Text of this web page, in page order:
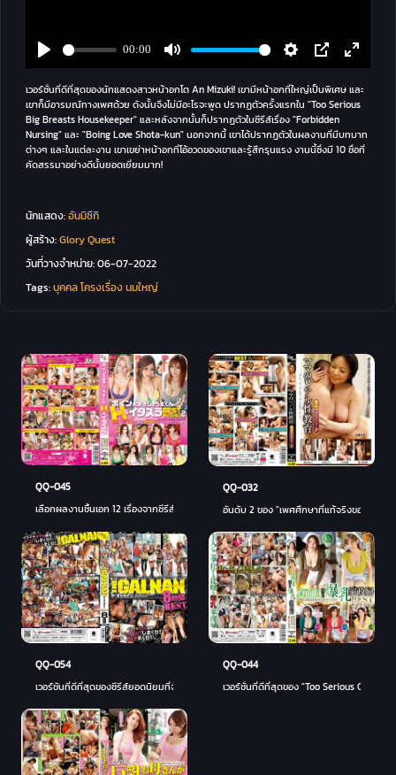
เวอร์ชั่นที่ดีที่สุดของนักแสดงสาวหน้าอกโต An Mizuki! เขามีหน้าอกที่ใหญ่เป็นพิเศษ และ
เขาก็มีอารมณ์ทางเพศด้วย ดังนั้นจึงไม่มีอะไรจะพูด ปรากฏตัวครั้งแรกใน "Too Serious
Big Breasts Housekeeper" และหลังจากนั้นก็ปรากฏตัวในซีรีส์เรื่อง "Forbidden
Nursing" และ "Boing Love Shota-kun" นอกจากนี้ เขาได้ปรากฏตัวในผลงานที่มีบทบาท
ต่างๆ และในแต่ละงาน เขาเขย่าหน้าอกที่โอ้อวดของเขาและรู้สึกรุนแรง งานนี้ซึ่งมี 10 ชื่อที่
คัดสรรมาอย่างดีนั้นยอดเยี่ยมมาก!
นักแสดง:อันมิซึกิ
ผู้สร้าง:Glory Quest
วันที่วางจำหน่าย:06-07-2022
Tags:บุคคลโครงเรื่องนมใหญ่
QQ-045
เลือกผลงานชิ้นเอก 12 เรื่องจากซีรีส์ "Boing Love Shota-kun's H Mischief"
QQ-032
อันดับ 2 ของ "เพศศึกษาที่แท้จริงของแม่"!
QQ-054
เวอร์ชันที่ดีที่สุดของซีรีส์ยอดนิยมที่จับสาวมือสมัครเล่นข้างถนนและขอให้พวกเขาทำเรื่องซุ
QQ-044
เวอร์ชั่นที่ดีที่สุดของ "Too Serious